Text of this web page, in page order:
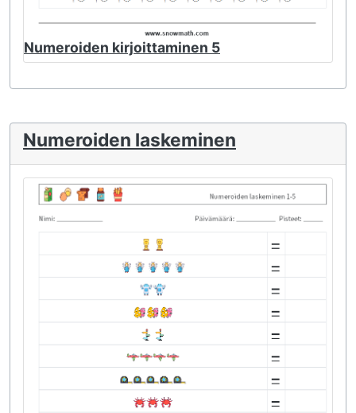
Numeroiden kirjoittaminen 5
Numeroiden laskeminen